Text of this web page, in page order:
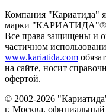
Компания "Кариатида"
марки "КАРИАТИДА"®
Все права защищены и
частичном
www.kariatida.com
на сайте, носит
офертой.
© 2002-2026
г. Москва, официальный